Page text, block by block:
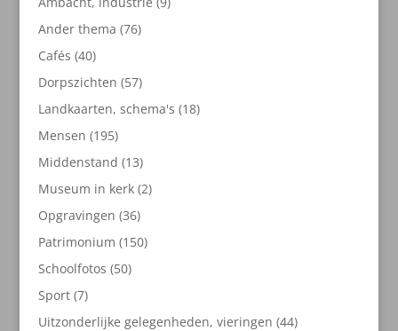
Ander thema 7676
Cafés 4040
producten
Dorpszichten 5757
producten
Landkaarten, schema's 1818
Mensen 195195
producten
Middenstand 1313
producten
Museum in kerk 22
Opgravingen 3636
producten
Patrimonium 150150
Schoolfotos 5050
Sport 77
producten
Uitzonderlijke gelegenheden, vieringen 4444